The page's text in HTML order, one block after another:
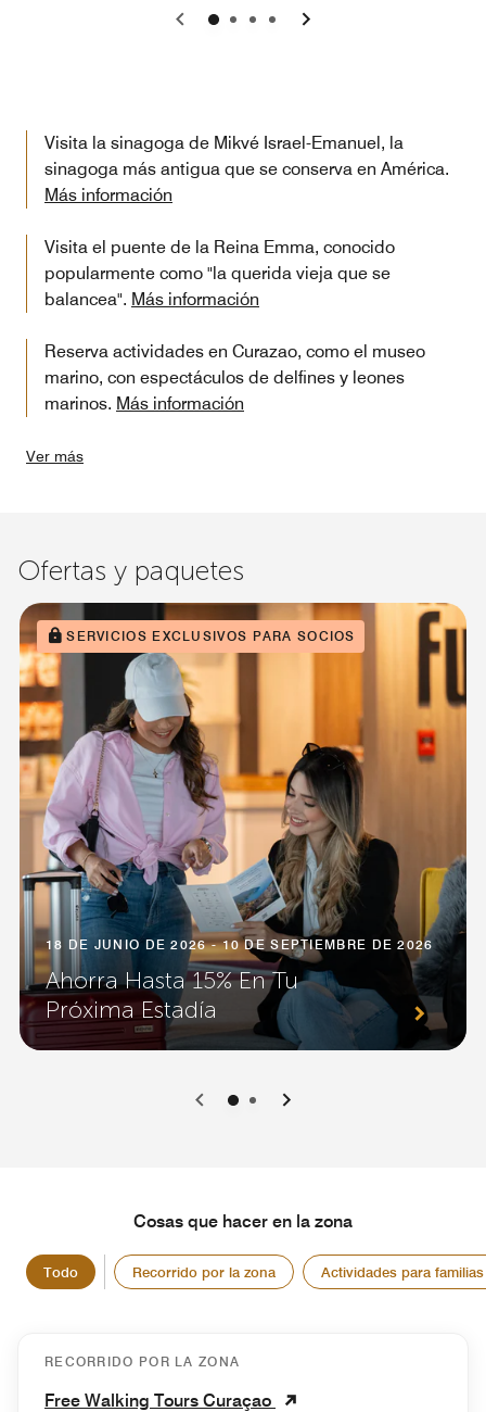
Anterior Siguiente
Visita la sinagoga de Mikvé Israel-Emanuel, la
sinagoga más antigua que se conserva en América.
Más información
Visita el puente de la Reina Emma, conocido
popularmente como "la querida vieja que se
balancea". Más información
Reserva actividades en Curazao, como el museo
marino, con espectáculos de delfines y leones
marinos. Más información
Ver más
Ofertas y paquetes
SERVICIOS EXCLUSIVOS PARA SOCIOS
18 DE JUNIO DE 2026 - 10 DE SEPTIEMBRE DE 2026
Ahorra Hasta 15% En Tu
Próxima Estadía
0 1
Cosas que hacer en la zona
Todo Recorrido por la zona Actividades para
RECORRIDO POR LA ZONA
Free Walking Tours Curaçao